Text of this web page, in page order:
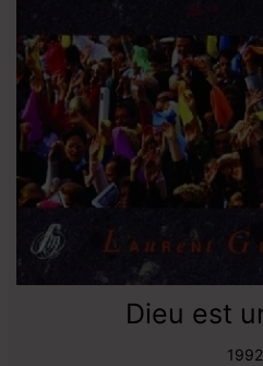
Dieu est
1992